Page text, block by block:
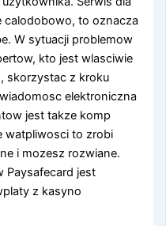
calodobowo, to oznacza
W sytuacji problemow
kto jest wlasciwie
skorzystac z kroku
elektroniczna
jest takze komp
watpliwosci to zrobi
i mozesz rozwiane.
Paysafecard jest
z kasyno